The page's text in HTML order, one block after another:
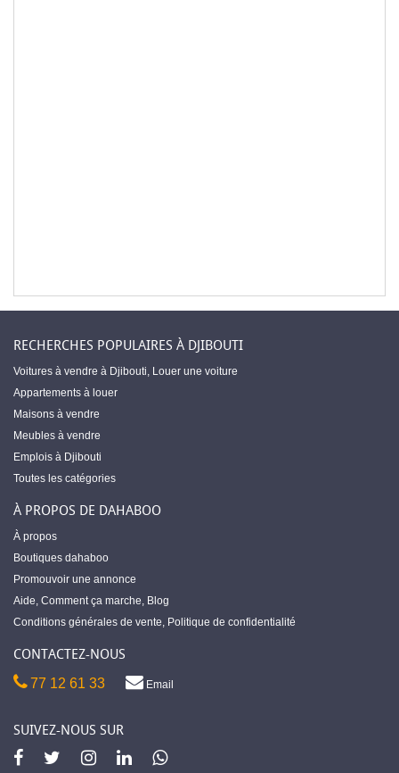
RECHERCHES POPULAIRES À DJIBOUTI
Voitures à vendre à Djibouti, Louer une voiture
Appartements à louer
Maisons à vendre
Meubles à vendre
Emplois à Djibouti
Toutes les catégories
À PROPOS DE DAHABOO
À propos
Boutiques dahaboo
Promouvoir une annonce
Aide, Comment ça marche, Blog
Conditions générales de vente, Politique de confidentialité
CONTACTEZ-NOUS
77 12 61 33 Email
SUIVEZ-NOUS SUR